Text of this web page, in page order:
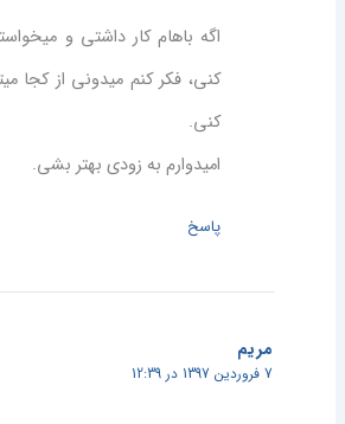
اگه باهام کار داشتی و
کنی،‌ فکر کنم میدونی از کجا
کنی.
امیدوارم به زودی بهتر بشی.
پاسخ
مریم
7 فروردین 1397 در 12:39